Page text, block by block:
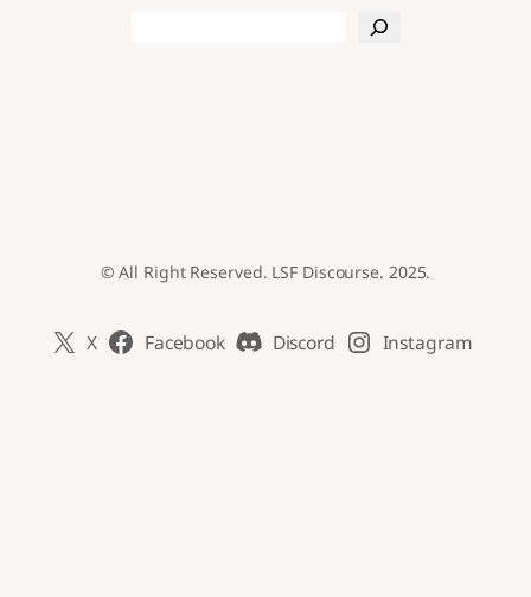
© All Right Reserved. LSF Discourse. 2025.
X Facebook Discord Instagram